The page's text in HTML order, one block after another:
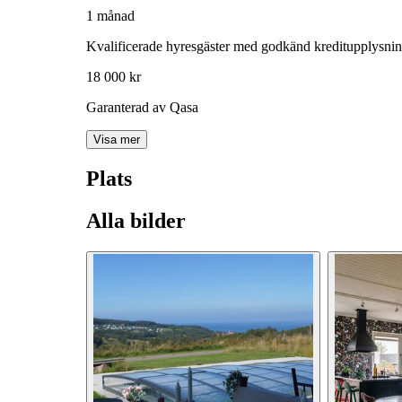
1 månad
Kvalificerade hyresgäster med godkänd
18 000 kr
Garanterad av Qasa
Visa mer
Plats
Alla bilder